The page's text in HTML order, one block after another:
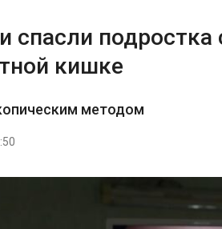
спасли
кишке
методом